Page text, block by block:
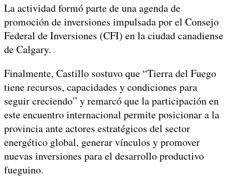
La actividad formó parte de una agenda de
promoción de inversiones impulsada por el Consejo
Federal de Inversiones (CFI) en la ciudad canadiense
de Calgary.
Finalmente, Castillo sostuvo que “Tierra del Fuego
tiene recursos, capacidades y condiciones para
seguir creciendo” y remarcó que la participación en
este encuentro internacional permite posicionar a la
provincia ante actores estratégicos del sector
energético global, generar vínculos y promover
nuevas inversiones para el desarrollo productivo
fueguino.